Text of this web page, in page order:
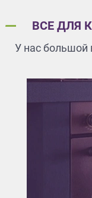
ВСЕ ДЛЯ
У нас